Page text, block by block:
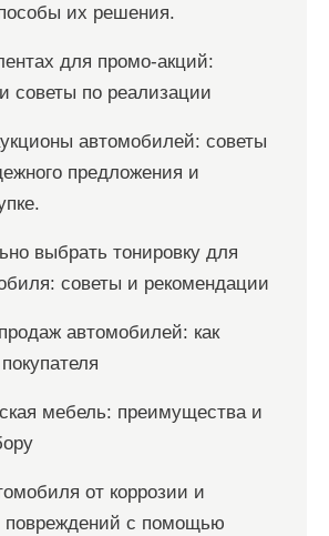
их решения.
для промо-акций:
советы по реализации
автомобилей: советы
предложения и
выбрать тонировку для
советы и рекомендации
автомобилей: как
мебель: преимущества и
от коррозии и
повреждений с помощью